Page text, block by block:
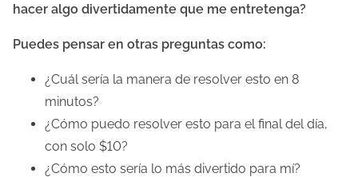
hacer algo divertidamente que me entretenga?
Puedes pensar en otras preguntas como:
¿Cuál sería la manera de resolver esto en 8
minutos?
¿Cómo puedo resolver esto para el final del día,
con solo $10?
¿Cómo esto sería lo más divertido para mí?